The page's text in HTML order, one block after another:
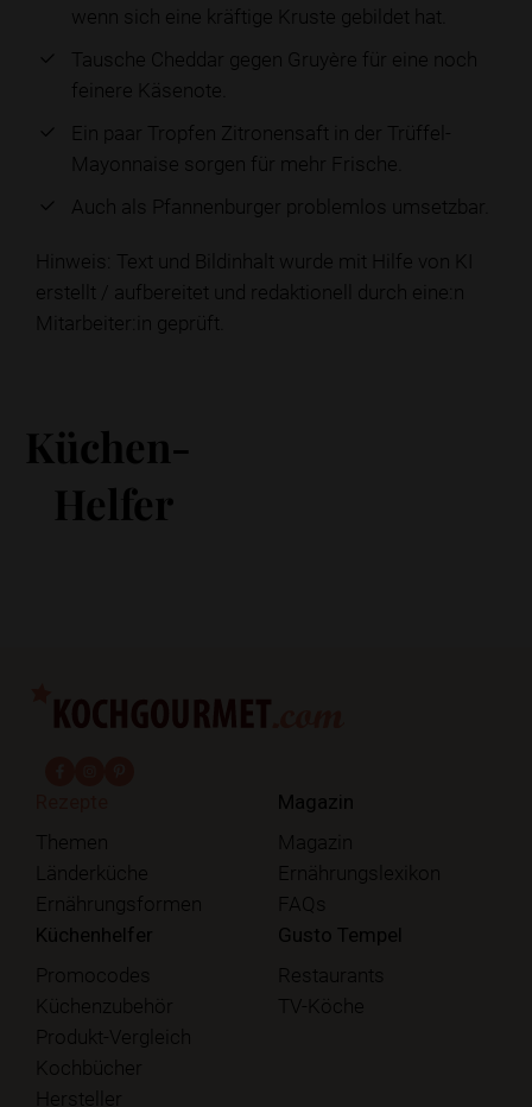
wenn sich eine kräftige Kruste gebildet hat.
Tausche Cheddar gegen Gruyère für eine noch
feinere Käsenote.
Ein paar Tropfen Zitronensaft in der Trüffel-
Mayonnaise sorgen für mehr Frische.
Auch als Pfannenburger problemlos umsetzbar.
Hinweis: Text und Bildinhalt wurde mit Hilfe von KI
erstellt / aufbereitet und redaktionell durch eine:n
Mitarbeiter:in geprüft.
Küchen-
Helfer
Themen
Länderküche
Ernährungsformen
Magazin
Magazin
Ernährungslexikon
FAQs
Küchenhelfer
Promocodes
Küchenzubehör
Produkt-Vergleich
Kochbücher
Hersteller
Gusto Tempel
Restaurants
TV-Köche